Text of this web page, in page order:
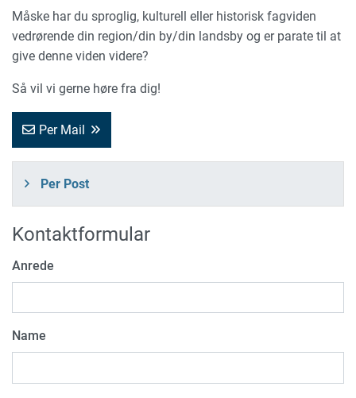
Måske har du sproglig, kulturell eller historisk fagviden
vedrørende din region/din by/din landsby og er parate til at
give denne viden videre?
Så vil vi gerne høre fra dig!
Per Mail
Per Post
Kontaktformular
Anrede
Name